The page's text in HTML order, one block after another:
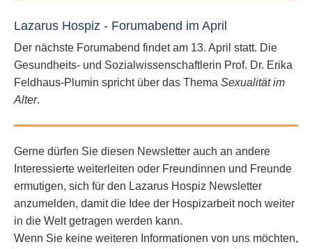
Lazarus Hospiz - Forumabend im April
Der nächste Forumabend findet am 13. April statt. Die
Gesundheits- und Sozialwissenschaftlerin Prof. Dr. Erika
Feldhaus-Plumin spricht über das Thema Sexualität im
Alter.
Gerne dürfen Sie diesen Newsletter auch an andere
Interessierte weiterleiten oder Freundinnen und Freunde
ermutigen, sich für den Lazarus Hospiz Newsletter
anzumelden, damit die Idee der Hospizarbeit noch weiter
in die Welt getragen werden kann.
Wenn Sie keine weiteren Informationen von uns möchten,